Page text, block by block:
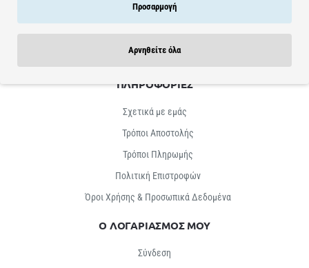
ΠΛΗΡΟΦΟΡΙΕΣ
Σχετικά με εμάς
Τρόποι Αποστολής
Τρόποι Πληρωμής
Πολιτική Επιστροφών
Όροι Χρήσης & Προσωπικά Δεδομένα
Ο ΛΟΓΑΡΙΑΣΜΟΣ ΜΟΥ
Σύνδεση
Προσαρμογή
Αρνηθείτε όλα